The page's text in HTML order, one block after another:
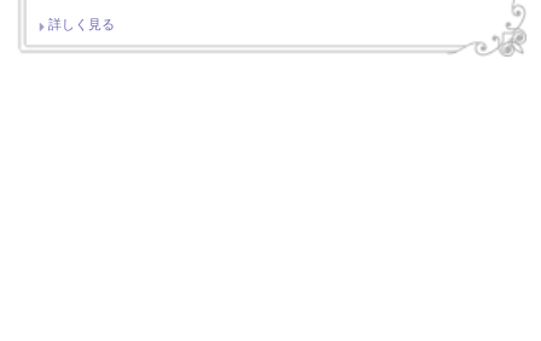
詳しく見る